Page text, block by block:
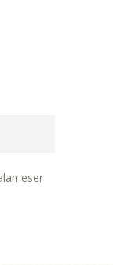
eser